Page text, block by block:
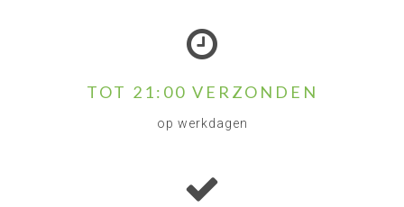
TOT 21:00 VERZONDEN
op werkdagen